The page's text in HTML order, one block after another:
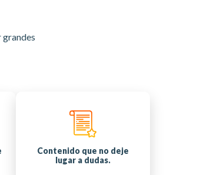
grandes
Contenido que no deje
lugar a dudas.